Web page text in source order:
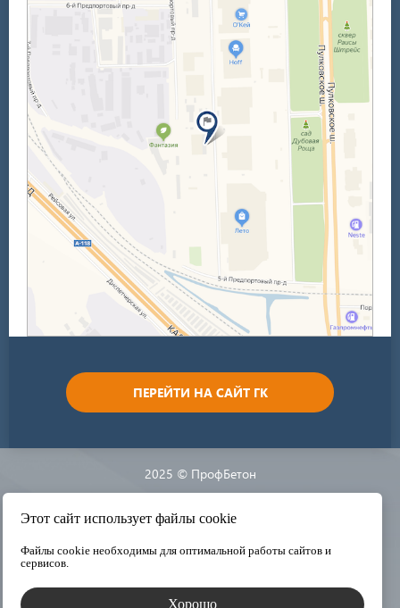
ПЕРЕЙТИ НА САЙТ ГК
2025 © ПрофБетон
Разработка сайта:
Этот сайт использует файлы cookie
Файлы cookie необходимы для оптимальной работы сайтов и
сервисов.
Хорошо